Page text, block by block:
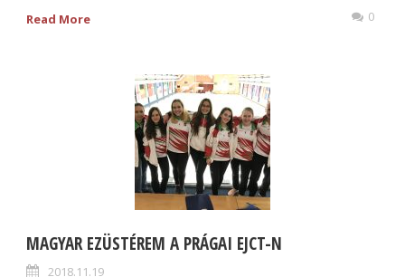
Read More 0
MAGYAR EZÜSTÉREM A PRÁGAI EJCT-N
2018.11.19